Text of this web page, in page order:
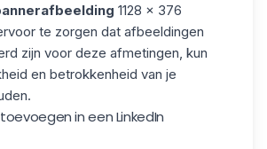
1128 x 376
te zorgen dat afbeeldingen
zijn voor deze afmetingen, kun
en betrokkenheid van je
in een LinkedIn